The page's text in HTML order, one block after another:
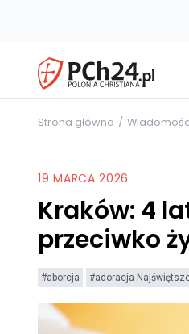
Strona główna
19 MARCA 2026
Kraków: 4
przeciwko
#aborcja #adoracja